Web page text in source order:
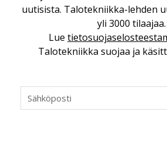
ilmanvaihtoa
Miten varmistetaan EPD-
Vesi- ja
uutisista. Talotekniikka-lehden
yli 3000 tilaajaa.
Lue
Talotekniikka suojaa ja